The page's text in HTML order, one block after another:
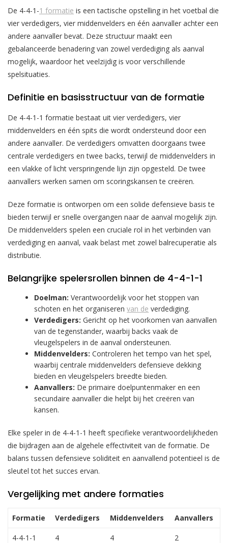
De 4-4-1-1 formatie is een tactische opstelling in het voetbal die
vier verdedigers, vier middenvelders en één aanvaller achter een
andere aanvaller bevat. Deze structuur maakt een
gebalanceerde benadering van zowel verdediging als aanval
mogelijk, waardoor het veelzijdig is voor verschillende
spelsituaties.
Definitie en basisstructuur van de formatie
De 4-4-1-1 formatie bestaat uit vier verdedigers, vier
middenvelders en één spits die wordt ondersteund door een
andere aanvaller. De verdedigers omvatten doorgaans twee
centrale verdedigers en twee backs, terwijl de middenvelders in
een vlakke of licht verspringende lijn zijn opgesteld. De twee
aanvallers werken samen om scoringskansen te creëren.
Deze formatie is ontworpen om een solide defensieve basis te
bieden terwijl er snelle overgangen naar de aanval mogelijk zijn.
De middenvelders spelen een cruciale rol in het verbinden van
verdediging en aanval, vaak belast met zowel balrecuperatie als
distributie.
Belangrijke spelersrollen binnen de 4-4-1-1
Doelman: Verantwoordelijk voor het stoppen van
schoten en het organiserenvan de verdediging.
Verdedigers: Gericht op het voorkomen van aanvallen
van de tegenstander, waarbij backs vaak de
vleugelspelers in de aanval ondersteunen.
Middenvelders: Controleren het tempo van het spel,
waarbij centrale middenvelders defensieve dekking
bieden en vleugelspelers breedte bieden.
Aanvallers: De primaire doelpuntenmaker en een
secundaire aanvaller die helpt bij het creëren van
kansen.
Elke speler in de 4-4-1-1 heeft specifieke verantwoordelijkheden
die bijdragen aan de algehele effectiviteit van de formatie. De
balans tussen defensieve soliditeit en aanvallend potentieel is de
sleutel tot het succes ervan.
Vergelijking met andere formaties
Formatie Verdedigers Middenvelders Aanvallers
4-4-1-1 4 4 2